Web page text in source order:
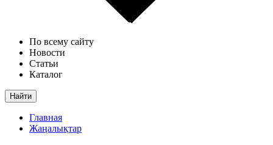
По всему сайту
Новости
Статьи
Каталог
Найти
Главная
Жаңалықтар